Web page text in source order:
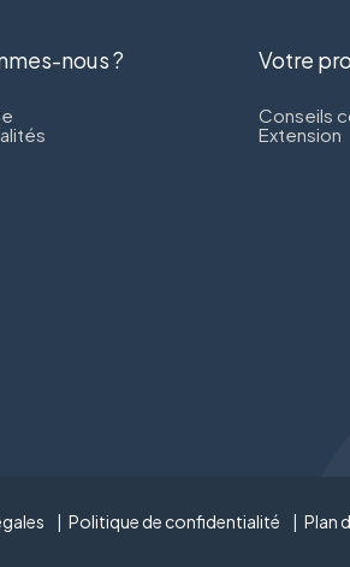
nous ? Votre
Conseils
Extension
Politique de confidentialité Plan